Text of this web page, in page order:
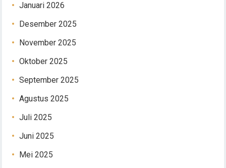
Januari 2026
Desember 2025
November 2025
Oktober 2025
September 2025
Agustus 2025
Juli 2025
Juni 2025
Mei 2025